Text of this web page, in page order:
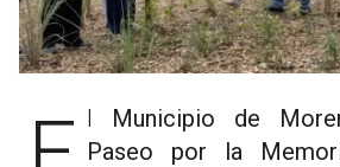
El Municipio de
Paseo por la